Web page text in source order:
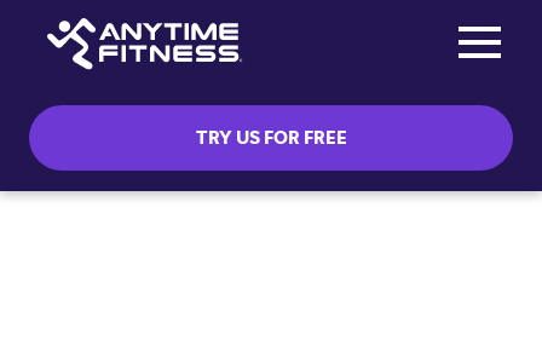
TRY US FOR FREE